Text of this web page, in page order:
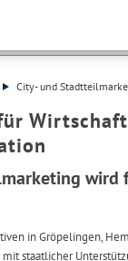
City- und
wird
in Gröpelingen,
staatlicher